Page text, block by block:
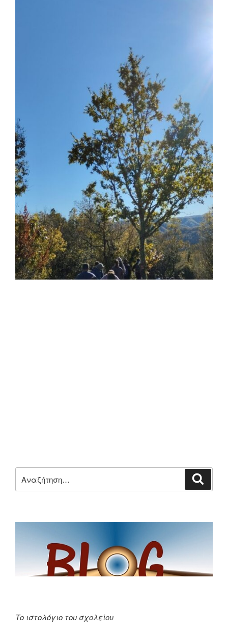
για:
Το ιστολόγιο του σχολείου